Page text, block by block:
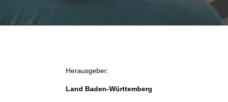
Herausgeber:
Land Baden-Württemberg